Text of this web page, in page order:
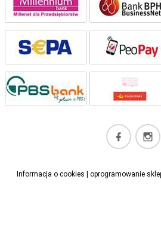
kontakt@perfectlashes-academy.pl
Informacja o cookies oprogramowanie